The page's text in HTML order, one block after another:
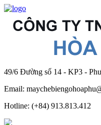
49/6 Đường số 14 - KP3 -
Email:
Hotline: (+84) 913.813.412